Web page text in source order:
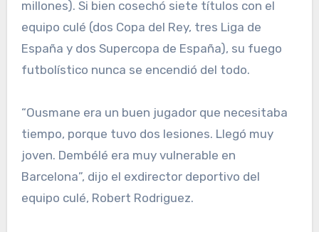
millones). Si bien cosechó siete títulos con el
equipo culé (dos Copa del Rey, tres Liga de
España y dos Supercopa de España), su fuego
futbolístico nunca se encendió del todo.
“Ousmane era un buen jugador que necesitaba
tiempo, porque tuvo dos lesiones. Llegó muy
joven. Dembélé era muy vulnerable en
Barcelona”, dijo el exdirector deportivo del
equipo culé, Robert Rodriguez.